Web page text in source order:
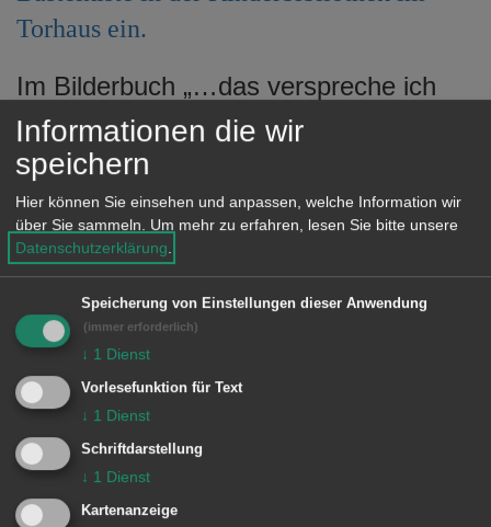
Torhaus ein.
Im Bilderbuch „…das verspreche ich
dir“ geht es um das Murmeltier Bruno,
der nach dem Winterschlaf eine
wunderschöne Blume entdeckt und mit
ihr Freunschaft schließt.
Im Anschluss wird ein Löwenzahn
gebastelt.
Der Eintritt ist frei, Kinder ab 5 Jahren
sind eingeladen.
Informationen die wir
speichern
Hier können Sie einsehen und anpassen, welche Information wir
über Sie sammeln. Um mehr zu erfahren, lesen Sie bitte unsere
Datenschutzerklärung.
Speicherung von Einstellungen dieser Anwendung
(immer erforderlich)
↓ 1 Dienst
Vorlesefunktion für Text
↓ 1 Dienst
Schriftdarstellung
↓ 1 Dienst
Kartenanzeige